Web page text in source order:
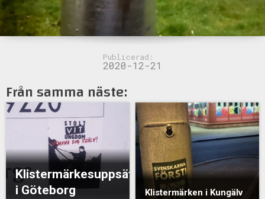
Publicerad:
2020-12-21
Från samma näste:
Klistermärkesuppsättning
i Göteborg
Klistermärken i Kungälv